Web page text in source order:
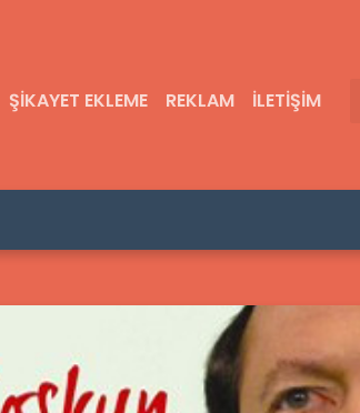
ŞIKAYET EKLEME REKLAM İLETIŞIM
Özellikleri)